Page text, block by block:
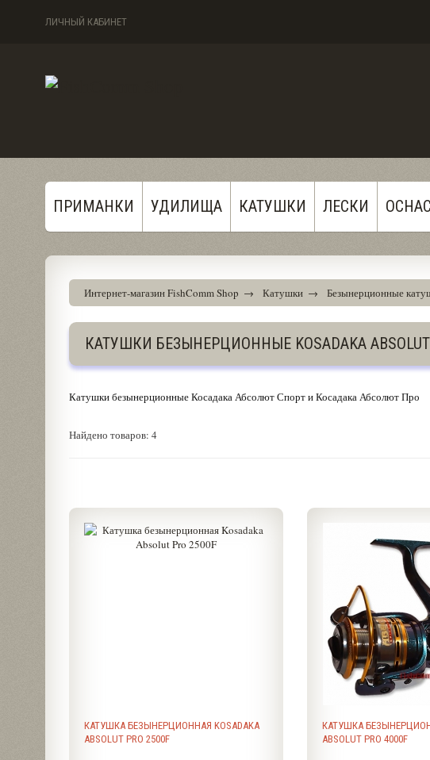
ЛИЧНЫЙ КАБИНЕТ
ПРИМАНКИ УДИЛИЩА КАТУШКИ ЛЕСКИ
Интернет-магазин FishComm Shop → Катушки → Безынерционные
КАТУШКИ БЕЗЫНЕРЦИОННЫЕ KOSADAKA ABSOLUT
Катушки безынерционные Косадака Абсолют Спорт и Косадака Абсолют Про
Найдено товаров: 4
КАТУШКА БЕЗЫНЕРЦИОННАЯ KOSADAKA
ABSOLUT PRO 2500F
КАТУШКА
ABSOLUT PRO 4000F